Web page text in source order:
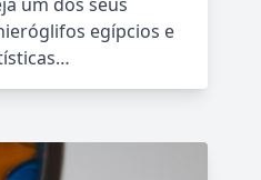
egípcios e